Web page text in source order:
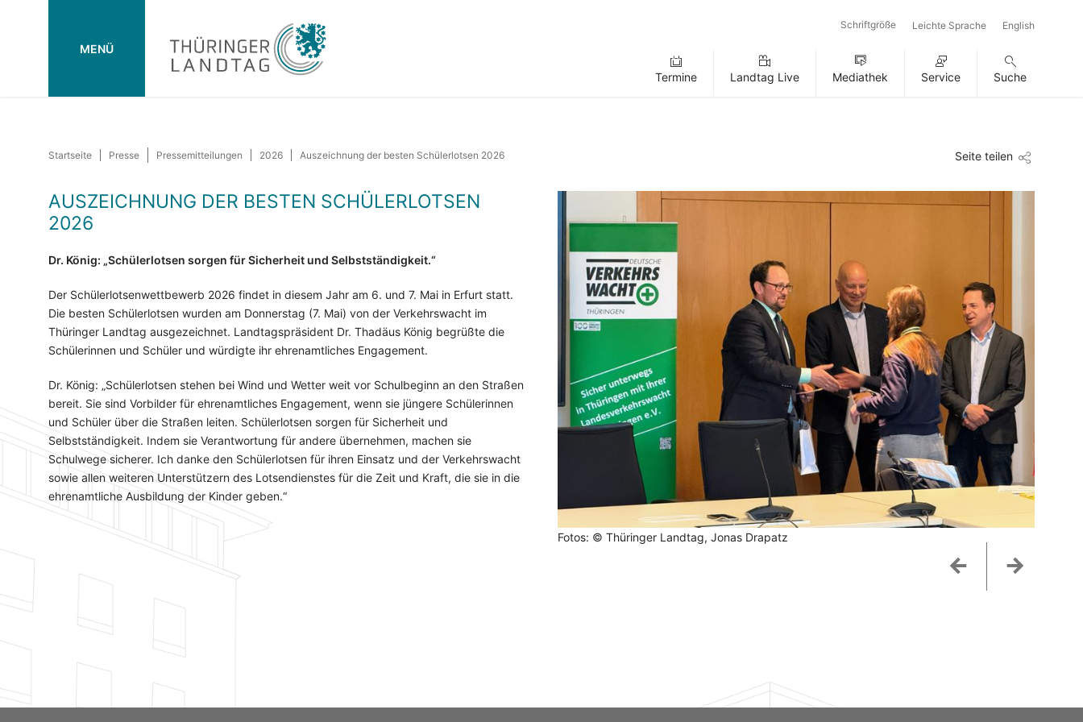
MENÜ
Schriftgröße Leichte Sprache English
Termine Landtag Live Mediathek Service Suche
Startseite Presse Pressemitteilungen 2026 Auszeichnung der besten Schülerlotsen 2026 Seite teilen
AUSZEICHNUNG DER BESTEN SCHÜLERLOTSEN
2026
Dr. König: „Schülerlotsen sorgen für Sicherheit und Selbstständigkeit.“
Der Schülerlotsenwettbewerb 2026 findet in diesem Jahr am 6. und 7. Mai in Erfurt statt.
Die besten Schülerlotsen wurden am Donnerstag (7. Mai) von der Verkehrswacht im
Thüringer Landtag ausgezeichnet. Landtagspräsident Dr. Thadäus König begrüßte die
Schülerinnen und Schüler und würdigte ihr ehrenamtliches Engagement.
Dr. König: „Schülerlotsen stehen bei Wind und Wetter weit vor Schulbeginn an den Straßen
bereit. Sie sind Vorbilder für ehrenamtliches Engagement, wenn sie jüngere Schülerinnen
und Schüler über die Straßen leiten. Schülerlotsen sorgen für Sicherheit und
Selbstständigkeit. Indem sie Verantwortung für andere übernehmen, machen sie
Schulwege sicherer. Ich danke den Schülerlotsen für ihren Einsatz und der Verkehrswacht
sowie allen weiteren Unterstützern des Lotsendienstes für die Zeit und Kraft, die sie in die
ehrenamtliche Ausbildung der Kinder geben.“
Fotos: © Thüringer Landtag, Jonas Drapatz